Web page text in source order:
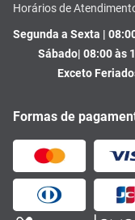
Horários de
Segunda a Sexta |
Sábado| 08:00 às
Exceto
Formas de